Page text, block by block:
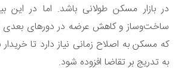
در بازار مسکن طولانی باشد. اما در
ساخت‌وساز و کاهش عرضه در دور‌های بعدی
که مسکن به اصلاح زمانی نیاز دارد تا
به تدریج بر تقاضا افزوده شود.